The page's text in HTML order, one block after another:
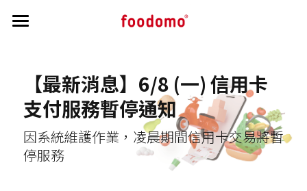
教學指南
開通流程
接單操作教學
帳務相關
帳務相關資訊
公告區
【最新消息】6/8 (一) 信用卡
支付服務暫停通知
因系統維護作業，凌晨期間信用卡交易將暫
停服務